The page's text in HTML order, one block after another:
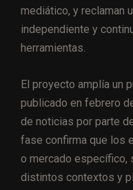
mediático, y reclaman
independiente y
herramientas.
El proyecto amplía un
publicado en febrero
de noticias por parte
fase confirma que los
o mercado específico,
distintos contextos y